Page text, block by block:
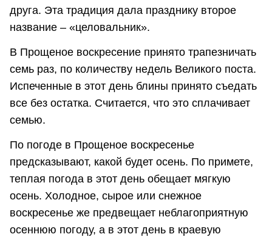
друга. Эта традиция дала празднику второе
название – «целовальник».
В Прощеное воскресение принято трапезничать
семь раз, по количеству недель Великого поста.
Испеченные в этот день блины принято съедать
все без остатка. Считается, что это сплачивает
семью.
По погоде в Прощеное воскресенье
предсказывают, какой будет осень. По примете,
теплая погода в этот день обещает мягкую
осень. Холодное, сырое или снежное
воскресенье же предвещает неблагоприятную
осеннюю погоду, а в этот день в краевую